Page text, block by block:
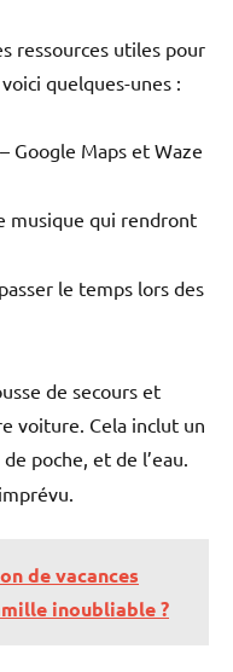
ressources utiles pour
quelques-unes :
– Google Maps et Waze
musique qui rendront
le temps lors des
de secours et
voiture. Cela inclut un
poche, et de l’eau.
de vacances
inoubliable ?